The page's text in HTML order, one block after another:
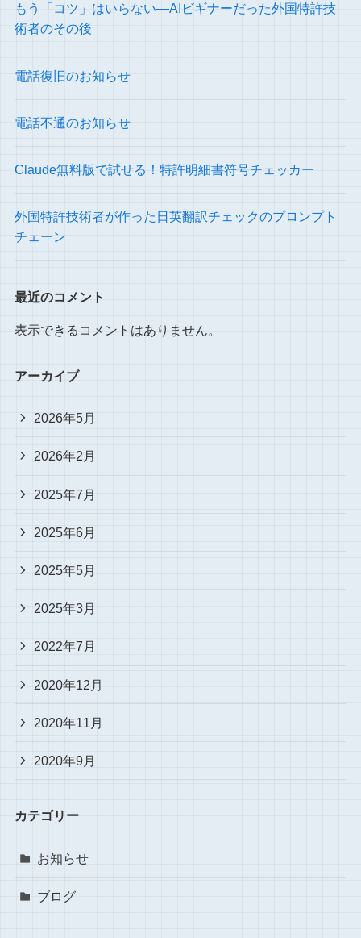
もう「コツ」はいらない―AIビギナーだった外国特許技
術者のその後
電話復旧のお知らせ
電話不通のお知らせ
Claude無料版で試せる！特許明細書符号チェッカー
外国特許技術者が作った日英翻訳チェックのプロンプト
チェーン
最近のコメント
表示できるコメントはありません。
アーカイブ
2026年5月
2026年2月
2025年7月
2025年6月
2025年5月
2025年3月
2022年7月
2020年12月
2020年11月
2020年9月
カテゴリー
お知らせ
ブログ